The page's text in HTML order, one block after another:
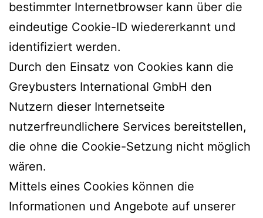
bestimmter Internetbrowser kann über die
eindeutige Cookie-ID wiedererkannt und
identifiziert werden.
Durch den Einsatz von Cookies kann die
Greybusters International GmbH den
Nutzern dieser Internetseite
nutzerfreundlichere Services bereitstellen,
die ohne die Cookie-Setzung nicht möglich
wären.
Mittels eines Cookies können die
Informationen und Angebote auf unserer